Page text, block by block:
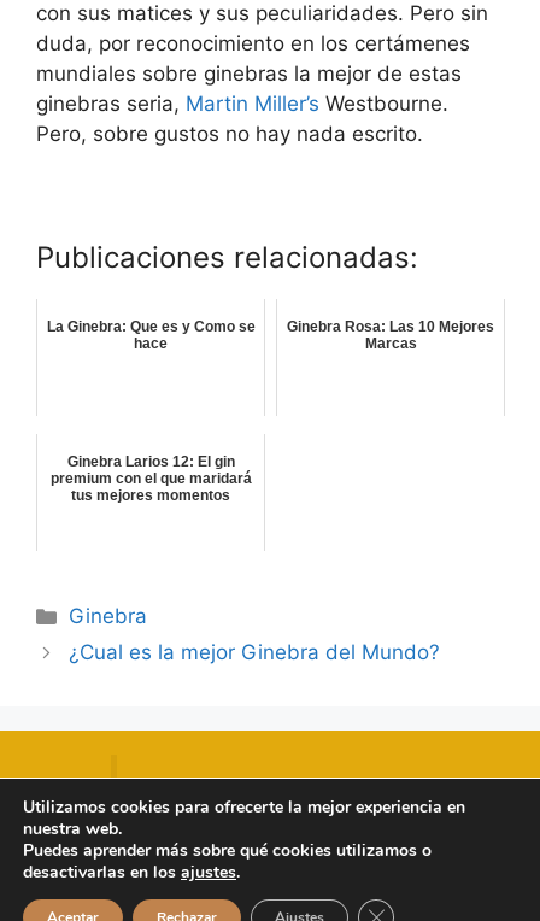
con sus matices y sus peculiaridades. Pero sin
duda, por reconocimiento en los certámenes
mundiales sobre ginebras la mejor de estas
ginebras seria, Martin Miller’s Westbourne.
Pero, sobre gustos no hay nada escrito.
Publicaciones relacionadas:
La Ginebra: Que es y Como se
hace
Ginebra Rosa: Las 10 Mejores
Marcas
Ginebra Larios 12: El gin
premium con el que maridará
tus mejores momentos
Categorías
Ginebra
¿Cual es la mejor Ginebra del Mundo?
destiladossuperiores.com
Utilizamos cookies para ofrecerte la mejor experiencia en
nuestra web.
Puedes aprender más sobre qué cookies utilizamos o
desactivarlas en los ajustes.
Cerrar el banner de